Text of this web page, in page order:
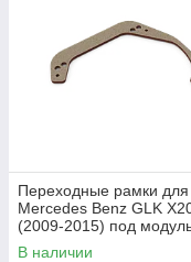
Переходные рамки для
Mercedes Benz GLK
(2009-2015) под
3R/Hella 3 (Комплект,
В наличии